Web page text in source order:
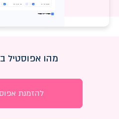
מהו אפוסטיל
להזמנת